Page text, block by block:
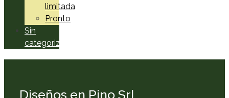
limitada
Pronto
Sin
categorizar
Diseños en Pino Srl